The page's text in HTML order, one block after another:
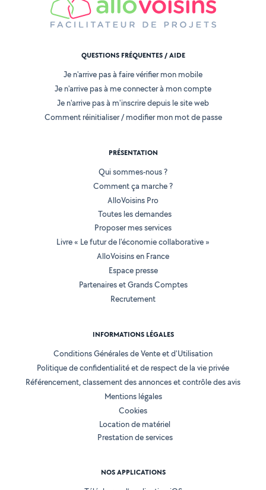
QUESTIONS FRÉQUENTES / AIDE
Je n'arrive pas à faire vérifier mon mobile
Je n'arrive pas à me connecter à mon compte
Je n'arrive pas à m'inscrire depuis le site web
Comment réinitialiser / modifier mon mot de passe
PRÉSENTATION
Qui sommes-nous ?
Comment ça marche ?
AlloVoisins Pro
Toutes les demandes
Proposer mes services
Livre « Le futur de l'économie collaborative »
AlloVoisins en France
Espace presse
Partenaires et Grands Comptes
Recrutement
INFORMATIONS LÉGALES
Conditions Générales de Vente et d'Utilisation
Politique de confidentialité et de respect de la vie privée
Référencement, classement des annonces et contrôle des avis
Mentions légales
Cookies
Location de matériel
Prestation de services
NOS APPLICATIONS